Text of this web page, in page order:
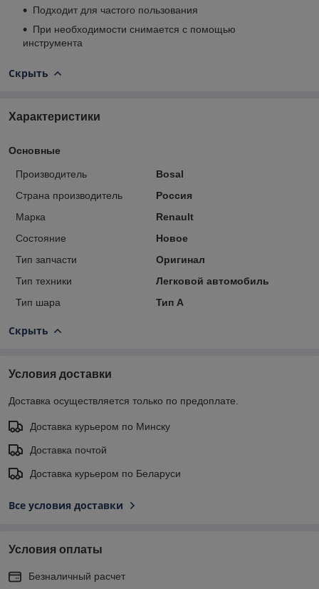
Подходит для частого пользования
При необходимости снимается с помощью
инструмента
Скрыть
Характеристики
Основные
Производитель
Bosal
Страна производитель
Россия
Марка
Renault
Состояние
Новое
Тип запчасти
Оригинал
Тип техники
Легковой автомобиль
Тип шара
Тип A
Скрыть
Условия доставки
Доставка осуществляется только по предоплате.
Доставка курьером по Минску
Доставка почтой
Доставка курьером по Беларуси
Все условия доставки
Условия оплаты
Безналичный расчет